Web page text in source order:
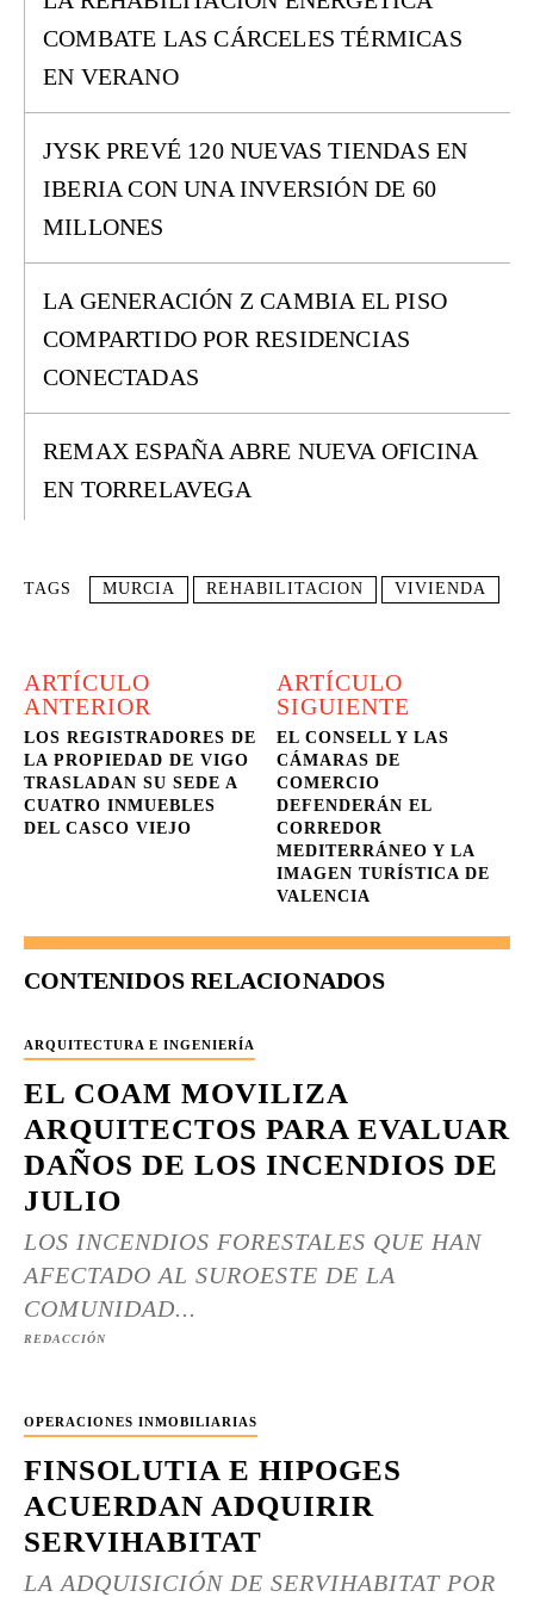
COMBATE LAS CÁRCELES TÉRMICAS
EN VERANO
JYSK PREVÉ 120 NUEVAS TIENDAS EN
IBERIA CON UNA INVERSIÓN DE 60
MILLONES
LA GENERACIÓN Z CAMBIA EL PISO
COMPARTIDO POR RESIDENCIAS
CONECTADAS
REMAX ESPAÑA ABRE NUEVA OFICINA
EN TORRELAVEGA
TAGS MURCIA REHABILITACION VIVIENDA
ARTÍCULO
ANTERIOR
LOS REGISTRADORES DE
LA PROPIEDAD DE VIGO
TRASLADAN SU SEDE A
CUATRO INMUEBLES
DEL CASCO VIEJO
ARTÍCULO
SIGUIENTE
EL CONSELL Y LAS
CÁMARAS DE
COMERCIO
DEFENDERÁN EL
CORREDOR
MEDITERRÁNEO Y LA
IMAGEN TURÍSTICA DE
VALENCIA
CONTENIDOS RELACIONADOS
ARQUITECTURA E INGENIERÍA
EL COAM MOVILIZA
ARQUITECTOS PARA EVALUAR
DAÑOS DE LOS INCENDIOS DE
JULIO
LOS INCENDIOS FORESTALES QUE HAN
AFECTADO AL SUROESTE DE LA
COMUNIDAD...
REDACCIÓN
OPERACIONES INMOBILIARIAS
FINSOLUTIA E HIPOGES
ACUERDAN ADQUIRIR
SERVIHABITAT
LA ADQUISICIÓN DE SERVIHABITAT POR